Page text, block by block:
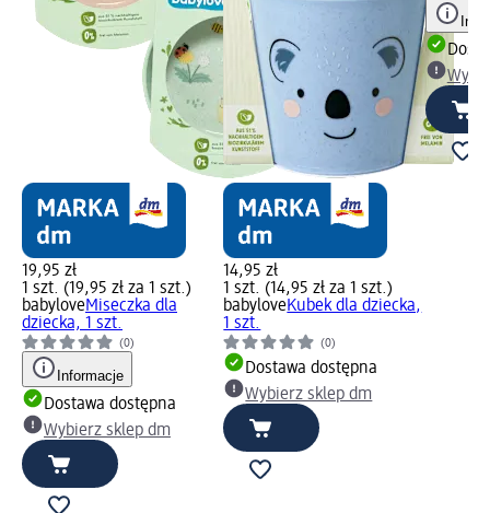
19,95 zł
1 szt. (19,95 zł za 1 szt.)
babyloveMiseczka dla
dziecka, 1 szt.
(0)
Informacje
Dostawa dostępna
Wybierz sklep dm
14,95 zł
1 szt. (14,95 zł za 1 szt.)
babyloveKubek dla dziecka,
1 szt.
(0)
Dostawa dostępna
Wybierz sklep dm